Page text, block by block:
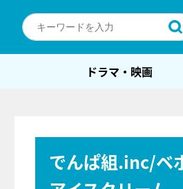
ドラマ・映画
でんぱ組.inc/ベ